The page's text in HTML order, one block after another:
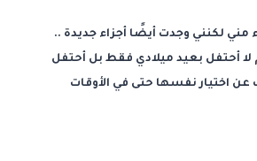
لكنني وجدت أيضًا أجزاء جديدة ..
لا أحتفل بعيد ميلادي فقط بل أحتفل
عن اختيار نفسها حتى في الأوقات